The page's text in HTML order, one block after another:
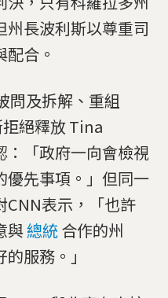
州長波利斯以尊重司
合。
問及拆解、重組
絕釋放 Tina
：「政府一向會檢視
優先事項。」但同一
CNN表示，「也許
與總統合作的州
服務。」